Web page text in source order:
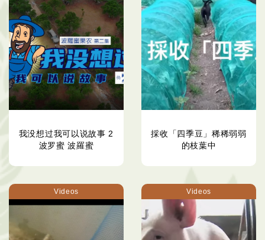
我没想过我可以说故事 2
波罗蜜 波羅蜜
採收「四季豆」稀稀弱弱
的枝葉中
Videos Videos